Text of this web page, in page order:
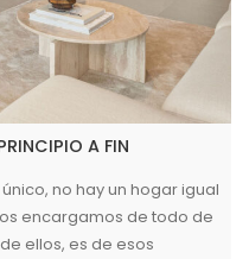
A FIN
no hay un hogar igual
encargamos de todo de
ellos, es de esos